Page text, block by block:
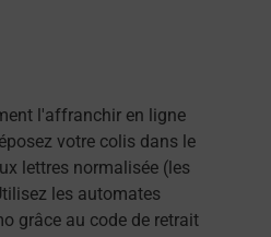
l'affranchir en ligne
votre colis dans le
lettres normalisée (les
les automates
grâce au code de retrait